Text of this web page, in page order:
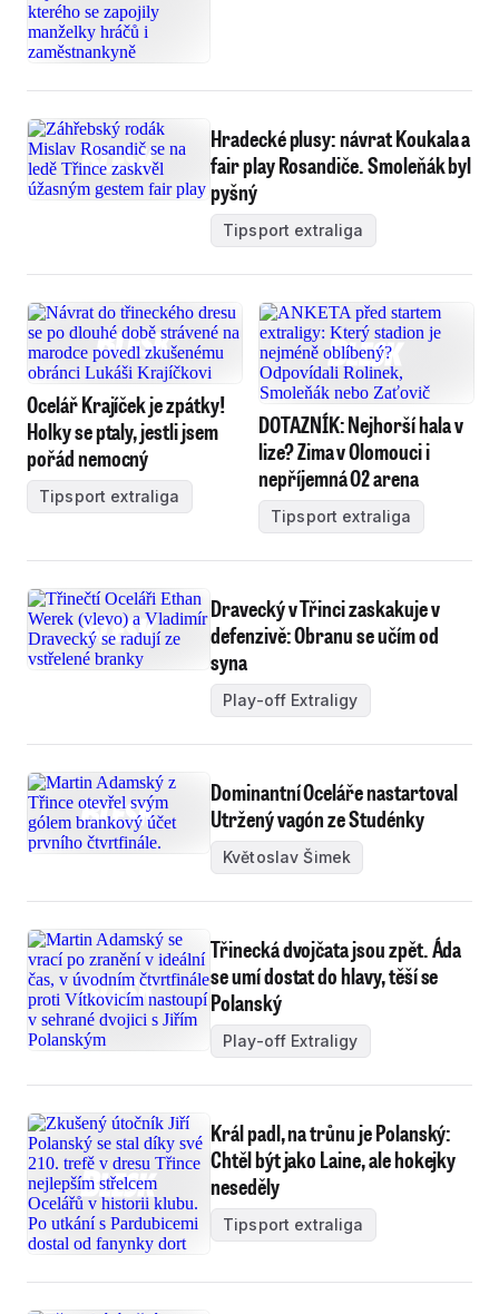
Hradecké plusy: návrat Koukala a
fair play Rosandiče. Smoleňák byl
pyšný
Tipsport extraliga
Ocelář Krajíček je zpátky!
Holky se ptaly, jestli jsem
pořád nemocný
Tipsport extraliga
DOTAZNÍK: Nejhorší hala v
lize? Zima v Olomouci i
nepříjemná O2 arena
Tipsport extraliga
Dravecký v Třinci zaskakuje v
defenzivě: Obranu se učím od
syna
Play-off Extraligy
Dominantní Oceláře nastartoval
Utržený vagón ze Studénky
Květoslav Šimek
Třinecká dvojčata jsou zpět. Áda
se umí dostat do hlavy, těší se
Polanský
Play-off Extraligy
Král padl, na trůnu je Polanský:
Chtěl být jako Laine, ale hokejky
neseděly
Tipsport extraliga